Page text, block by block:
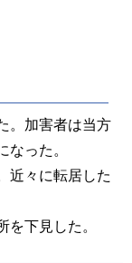
。加害者は当方
った。
近々に転居した
を下見した。